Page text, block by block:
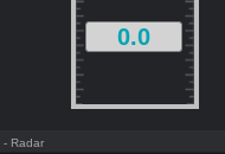
0.0
- Radar